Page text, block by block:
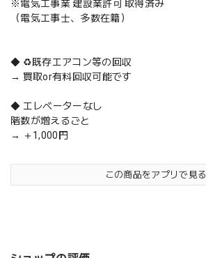
※電気工事業 建設業許可 取得済み
（電気工事士、多数在籍）
◆ ♻️既存エアコン等の回収
→ 買取or有料回収可能です
◆ エレベーターなし
階数が増えるごと
→ ＋1,000円
この商品をアプリで見る